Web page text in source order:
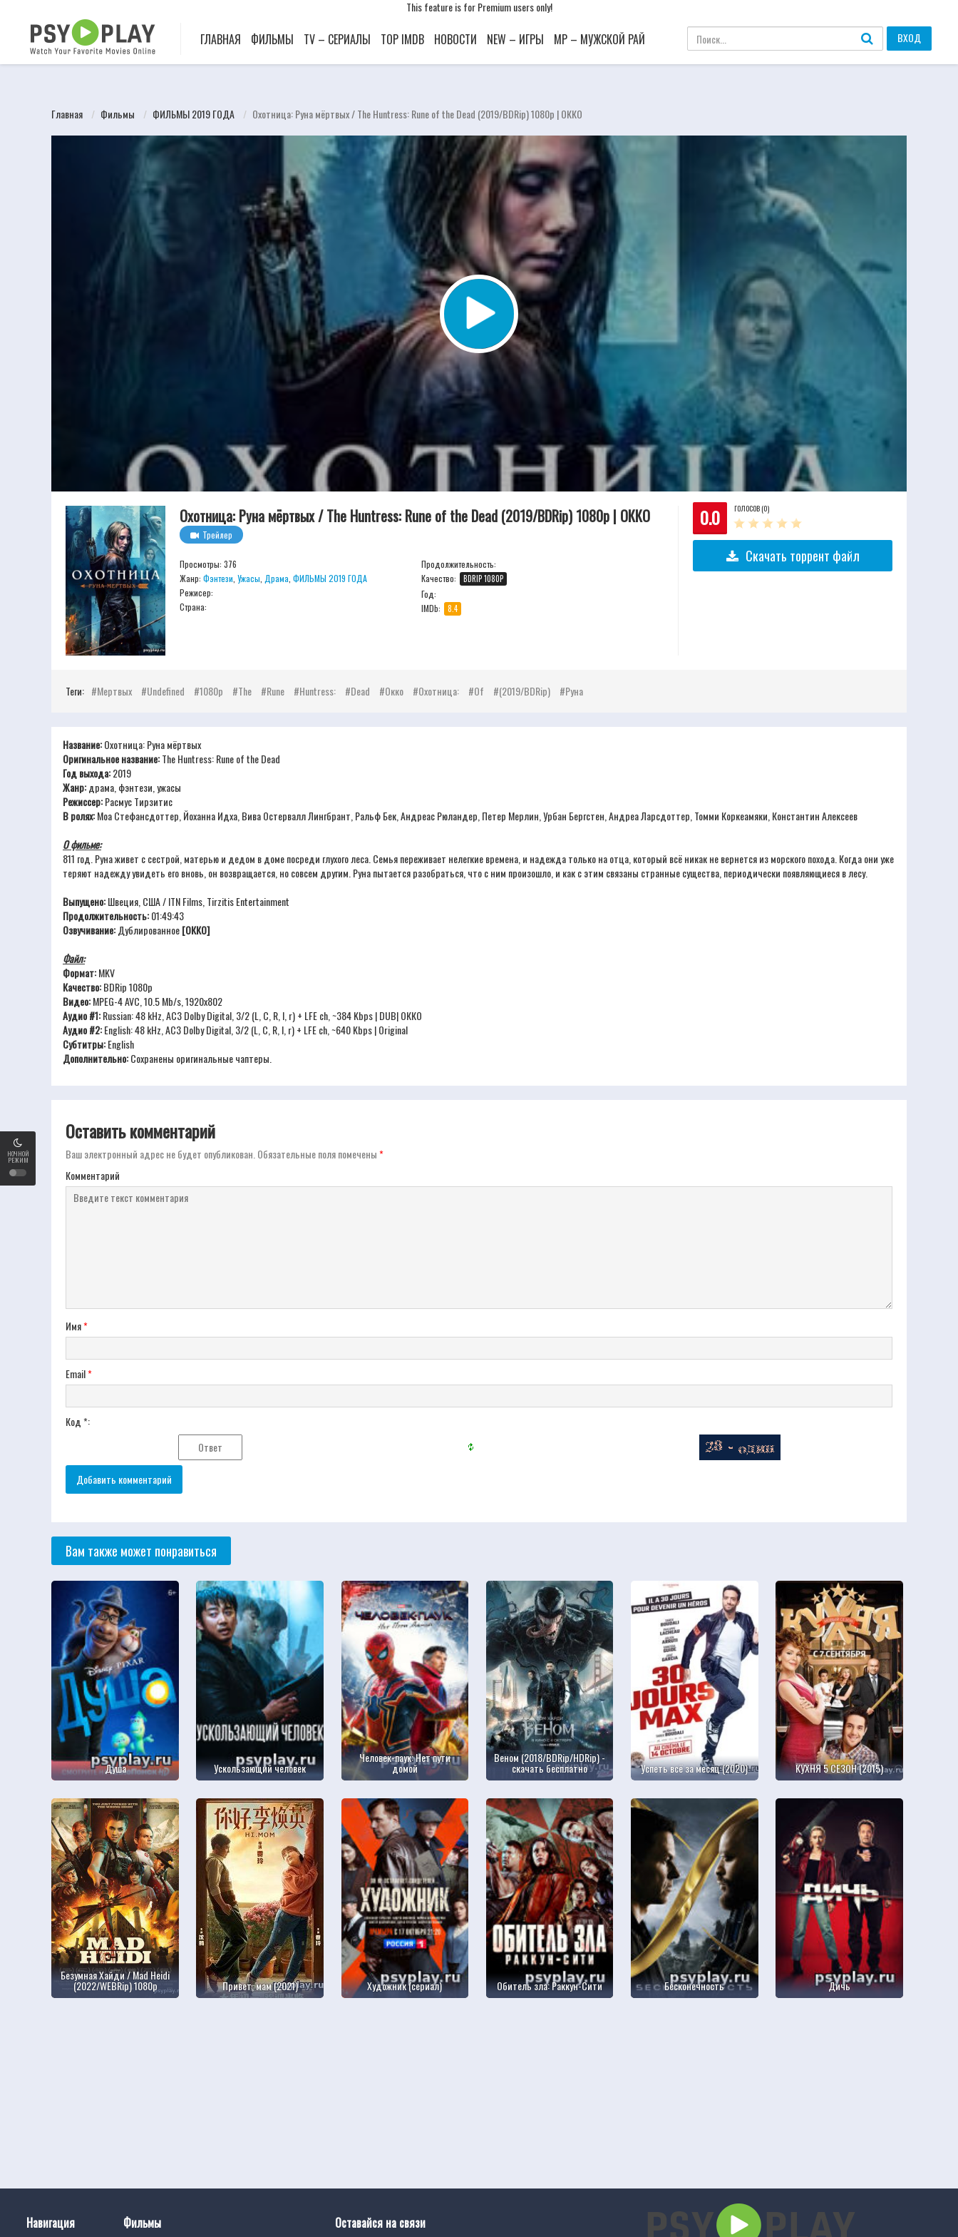
This feature is for Premium users only!
НОЧНОЙ
РЕЖИМ
This feature is for Premium users only!
ГЛАВНАЯ ФИЛЬМЫ TV – СЕРИАЛЫ TOP IMDB НОВОСТИ NEW – ИГРЫ MP – МУЖСКОЙ РАЙ ВХОД
Главная Фильмы ФИЛЬМЫ 2019 ГОДА Охотница: Руна мёртвых / The Huntress: Rune of the Dead (2019/BDRip) 1080p | ОККО
0.0 ГОЛОСОВ (0)
Скачать торрент файл
Охотница: Руна мёртвых / The Huntress: Rune of the Dead (2019/BDRip) 1080p | ОККО
Трейлер
Просмотры: 376
Жанр: Фэнтези Ужасы Драма ФИЛЬМЫ 2019 ГОДА
Режисер:
Страна:
Продолжительность:
Качество:
BDRIP 1080P
Год:
IMDb:
8.4
Теги: Мертвых Undefined 1080p The Rune Huntress: Dead Окко Охотница: Of (2019/BDRip) Руна
Название:Охотница: Руна мёртвых
Оригинальное название:The Huntress: Rune of the Dead
Год выхода:2019
Жанр:драма, фэнтези, ужасы
Режиссер:Расмус Тирзитис
В ролях:Моа Стефансдоттер, Йоханна Идха, Вива Остервалл Лингбрант, Ральф Бек, Андреас Рюландер, Петер Мерлин, Урбан Бергстен, Андреа Ларсдоттер, Томми Коркеамяки, Константин Алексеев
О фильме:
811 год. Руна живет с сестрой, матерью и дедом в доме посреди глухого леса. Семья переживает нелегкие времена, и надежда только на отца, который всё никак не вернется из морского похода. Когда они уже
теряют надежду увидеть его вновь, он возвращается, но совсем другим. Руна пытается разобраться, что с ним произошло, и как с этим связаны странные существа, периодически появляющиеся в лесу.
Выпущено:Швеция, США / ITN Films, Tirzitis Entertainment
Продолжительность:01:49:43
Озвучивание:Дублированное[ОККО]
Файл:
Формат:MKV
Качество:BDRip 1080p
Видео:MPEG-4 AVC, 10.5 Mb/s, 1920x802
Аудио #1:Russian: 48 kHz, AC3 Dolby Digital, 3/2 (L, C, R, l, r) + LFE ch, ~384 Kbps | DUB| ОККО
Аудио #2:English: 48 kHz, AC3 Dolby Digital, 3/2 (L, C, R, l, r) + LFE ch, ~640 Kbps | Original
Субтитры:English
Дополнительно:Сохранены оригинальные чаптеры.
Оставить комментарий
Ваш электронный адрес не будет опубликован. Обязательные поля помечены*
Комментарий
Имя*
Email*
Код *:
Вам также может понравиться
Душа Ускользающий человек
Человек-паук: Нет пути
домой
Веном (2018/BDRip/HDRip) -
скачать бесплатно Успеть всё за месяц (2020) КУХНЯ 5 СЕЗОН (2015)
Безумная Хайди / Mad Heidi
(2022/WEBRip) 1080p Привет, мам (2021) Художник (сериал) Обитель зла: Раккун-Сити Бесконечность Дичь
Навигация Фильмы Оставайся на связи